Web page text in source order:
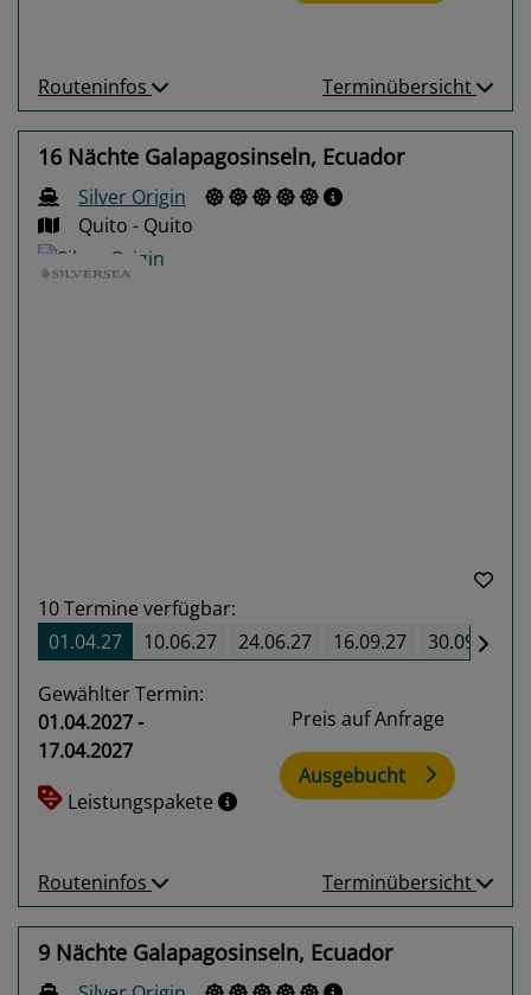
Routeninfos Terminübersicht
16 Nächte Galapagosinseln, Ecuador
Silver Origin
Quito - Quito
10Termine verfügbar:
01.04.27
10.06.27 24.06.27 16.09.27 30.09.27
Gewählter Termin:
01.04.2027 -
17.04.2027
Leistungspakete
Preis auf Anfrage
Ausgebucht
Routeninfos Terminübersicht
9 Nächte Galapagosinseln, Ecuador